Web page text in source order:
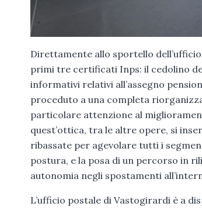
Direttamente allo sportello
primi tre certificati Inps: il cedolino
informativi relativi all’assegno
proceduto a una completa
particolare attenzione al
quest’ottica, tra le altre opere, si
ribassate per agevolare tutti i
postura, e la posa di un percorso in
autonomia negli spostamenti
L’ufficio postale di Vastogirardi è a